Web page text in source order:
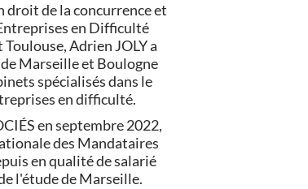
de la concurrence et
en Difficulté
Adrien JOLY a
Marseille et Boulogne
spécialisés dans le
en difficulté.
en septembre 2022,
des Mandataires
en qualité de salarié
l'étude de Marseille.